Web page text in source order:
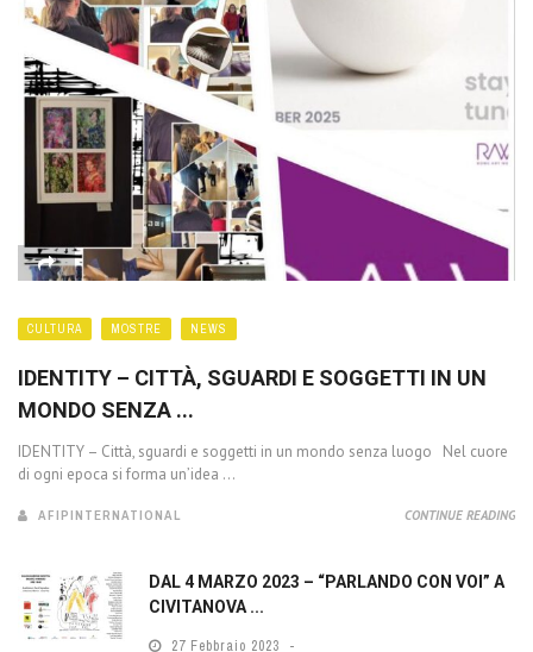
CULTURA MOSTRE NEWS
IDENTITY – CITTÀ, SGUARDI E SOGGETTI IN UN
MONDO SENZA ...
IDENTITY – Città, sguardi e soggetti in un mondo senza luogo Nel cuore
di ogni epoca si forma un’idea ...
AFIPINTERNATIONAL CONTINUE READING
DAL 4 MARZO 2023 – “PARLANDO CON VOI” A
CIVITANOVA ...
27 Febbraio 2023